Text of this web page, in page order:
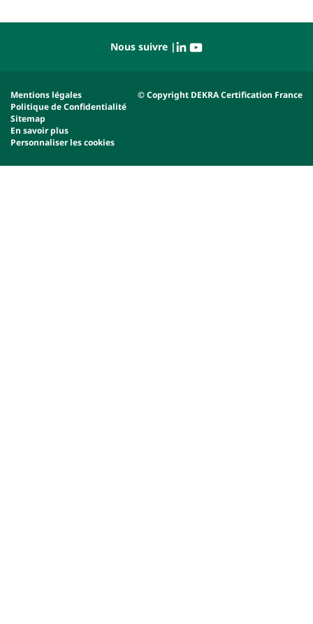
Nous suivre |
© Copyright DEKRA Certification France
Mentions légales
Politique de Confidentialité
Sitemap
En savoir plus
Personnaliser les cookies